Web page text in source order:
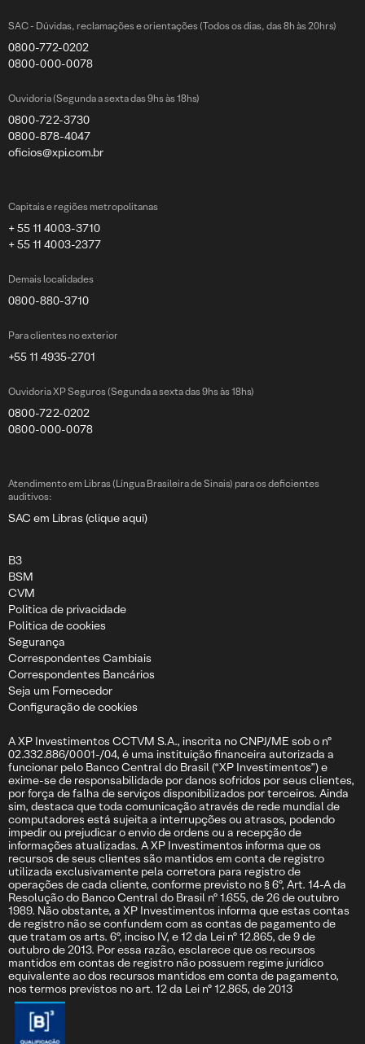
SAC - Dúvidas, reclamações e orientações (Todos os dias, das 8h às 20hrs)
0800-772-0202
0800-000-0078
Ouvidoria (Segunda a sexta das 9hs às 18hs)
0800-722-3730
0800-878-4047
oficios@xpi.com.br
Capitais e regiões metropolitanas
+ 55 11 4003-3710
+ 55 11 4003-2377
Demais localidades
0800-880-3710
Para clientes no exterior
+55 11 4935-2701
Ouvidoria XP Seguros (Segunda a sexta das 9hs às 18hs)
0800-722-0202
0800-000-0078
Atendimento em Libras (Língua Brasileira de Sinais) para os deficientes
auditivos:
SAC em Libras (clique aqui)
B3
BSM
CVM
Politica de privacidade
Politica de cookies
Segurança
Correspondentes Cambiais
Correspondentes Bancários
Seja um Fornecedor
Configuração de cookies
A XP Investimentos CCTVM S.A., inscrita no CNPJ/ME sob o nº
02.332.886/0001-/04, é uma instituição financeira autorizada a
funcionar pelo Banco Central do Brasil (“XP Investimentos”) e
exime-se de responsabilidade por danos sofridos por seus clientes,
por força de falha de serviços disponibilizados por terceiros. Ainda
sim, destaca que toda comunicação através de rede mundial de
computadores está sujeita a interrupções ou atrasos, podendo
impedir ou prejudicar o envio de ordens ou a recepção de
informações atualizadas. A XP Investimentos informa que os
recursos de seus clientes são mantidos em conta de registro
utilizada exclusivamente pela corretora para registro de
operações de cada cliente, conforme previsto no § 6º, Art. 14-A da
Resolução do Banco Central do Brasil nº 1.655, de 26 de outubro
1989. Não obstante, a XP Investimentos informa que estas contas
de registro não se confundem com as contas de pagamento de
que tratam os arts. 6º, inciso IV, e 12 da Lei nº 12.865, de 9 de
outubro de 2013. Por essa razão, esclarece que os recursos
mantidos em contas de registro não possuem regime jurídico
equivalente ao dos recursos mantidos em conta de pagamento,
nos termos previstos no art. 12 da Lei nº 12.865, de 2013